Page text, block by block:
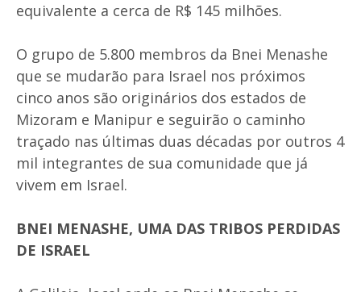
equivalente a cerca de R$ 145 milhões.
O grupo de 5.800 membros da Bnei Menashe
que se mudarão para Israel nos próximos
cinco anos são originários dos estados de
Mizoram e Manipur e seguirão o caminho
traçado nas últimas duas décadas por outros 4
mil integrantes de sua comunidade que já
vivem em Israel.
BNEI MENASHE, UMA DAS TRIBOS PERDIDAS
DE ISRAEL